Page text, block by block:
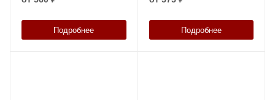
Подробнее Подробнее